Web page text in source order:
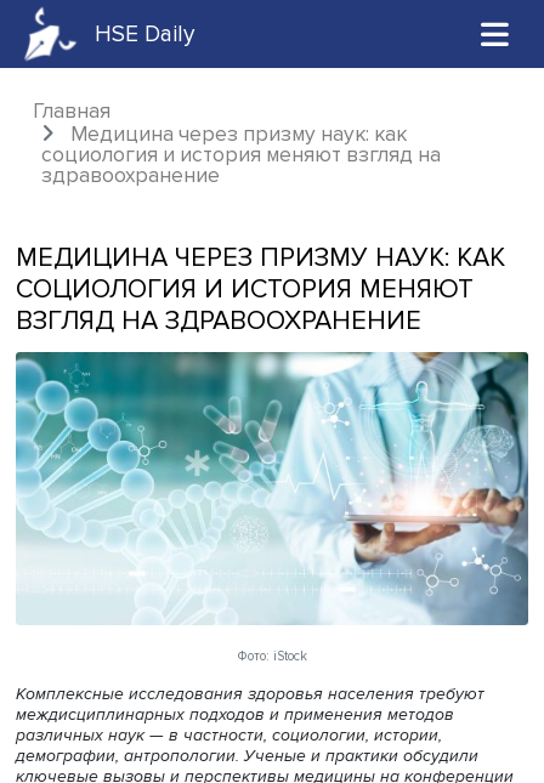
HSE Daily
Главная
Медицина через призму наук: как
социология и история меняют взгляд на
МЕДИЦИНА ЧЕРЕЗ ПРИЗМУ НАУК:
СОЦИОЛОГИЯ И ИСТОРИЯ МЕНЯЮТ
ВЗГЛЯД НА ЗДРАВООХРАНЕНИЕ
Фото: iStock